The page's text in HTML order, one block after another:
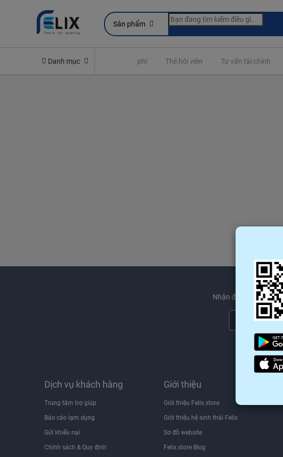
Sản phẩm
Danh mục
Yêu cầu quyền lợi bảo hiểm Đóng phí Thẻ hội viên Tư vấn tài chính
Nhận được các sản
Chúng tôi sẽ
Dịch vụ khách hàng
Trung tâm trợ giúp
Báo cáo lạm dụng
Gửi khiếu nại
Chính sách & Quy định
Giới thiệu
Giới thiệu Felix.store
Giới thiệu hệ sinh thái Felix
Sơ đồ website
Felix.store Blog